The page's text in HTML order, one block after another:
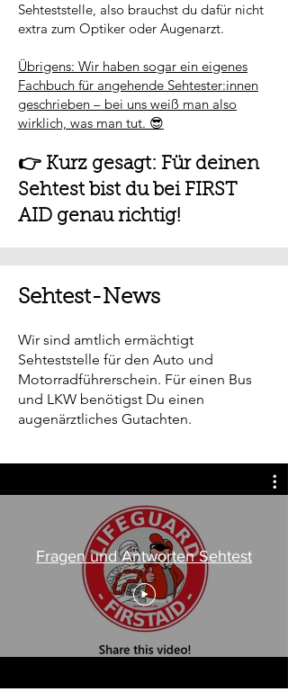
Sehteststelle, also brauchst du dafür nicht
extra zum Optiker oder Augenarzt.
Übrigens: Wir haben sogar ein eigenes
Fachbuch für angehende Sehtester:innen
geschrieben – bei uns weiß man also
wirklich, was man tut. 😎
👉 Kurz gesagt: Für deinen
Sehtest bist du bei FIRST
AID genau richtig!
Sehtest-News
Wir sind amtlich ermächtigt
Sehteststelle für den Auto und
Motorradführerschein. Für einen Bus
und LKW benötigst Du einen
augenärztliches Gutachten.
Fragen und Antworten Sehtest